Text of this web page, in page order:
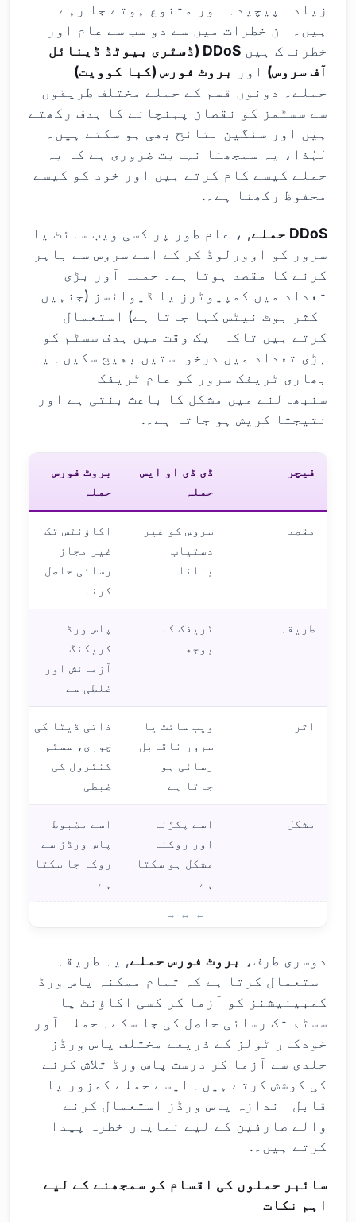
زیادہ پیچیدہ اور متنوع ہوتے جا رہے
ہیں۔ ان خطرات میں سے دو سب سے عام اور
خطرناک ہیں
DDoS (ڈسٹری بیوٹڈ ڈینائل
آف سروس) اور
بروٹ فورس (کبا کوویت)
حملے۔ دونوں قسم کے حملے مختلف طریقوں
سے سسٹمز کو نقصان پہنچانے کا ہدف رکھتے
ہیں اور سنگین نتائج بھی ہو سکتے ہیں۔
لہٰذا، یہ سمجھنا نہایت ضروری ہے کہ یہ
حملے کیسے کام کرتے ہیں اور خود کو کیسے
محفوظ رکھنا ہے۔.
DDoS حملے
, ، عام طور پر کسی ویب سائٹ یا
سرور کو اوورلوڈ کر کے اسے سروس سے باہر
کرنے کا مقصد ہوتا ہے۔ حملہ آور بڑی
تعداد میں کمپیوٹرز یا ڈیوائسز (جنہیں
اکثر بوٹ نیٹس کہا جاتا ہے) استعمال
کرتے ہیں تاکہ ایک وقت میں ہدف سسٹم کو
بڑی تعداد میں درخواستیں بھیج سکیں۔ یہ
بھاری ٹریفک سرور کو عام ٹریفک
سنبھالنے میں مشکل کا باعث بنتی ہے اور
نتیجتا کریش ہو جاتا ہے۔.
فیچر
ڈی ڈی او ایس
حملہ
بروٹ فورس
حملہ
مقصد
سروس کو غیر
دستیاب
بنانا
اکاؤنٹس تک
غیر مجاز
رسائی حاصل
کرنا
طریقہ
ٹریفک کا
بوجھ
پاس ورڈ
کریکنگ
آزمائش اور
غلطی سے
اثر
ویب سائٹ یا
سرور ناقابل
رسائی ہو
جاتا ہے
ذاتی ڈیٹا کی
چوری، سسٹم
کنٹرول کی
ضبطی
مشکل
اسے پکڑنا
اور روکنا
مشکل ہو سکتا
ہے
اسے مضبوط
پاس ورڈز سے
روکا جا سکتا
ہے
دوسری طرف، بروٹ فورس حملے, یہ طریقہ
استعمال کرتا ہے کہ تمام ممکنہ پاس ورڈ
کمبینیشنز کو آزما کر کسی اکاؤنٹ یا
سسٹم تک رسائی حاصل کی جا سکے۔ حملہ آور
خودکار ٹولز کے ذریعے مختلف پاس ورڈز
جلدی سے آزما کر درست پاس ورڈ تلاش کرنے
کی کوشش کرتے ہیں۔ ایسے حملے کمزور یا
قابل اندازہ پاس ورڈز استعمال کرنے
والے صارفین کے لیے نمایاں خطرہ پیدا
کرتے ہیں۔.
سائبر حملوں کی اقسام کو سمجھنے کے لیے
اہم نکات